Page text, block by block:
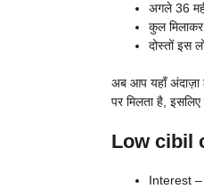
अगले 36
कुल
दोस्तों इस
अब आप यहाँ अंदाज़ा
पर मिलता है,
Low cibil
Interest –